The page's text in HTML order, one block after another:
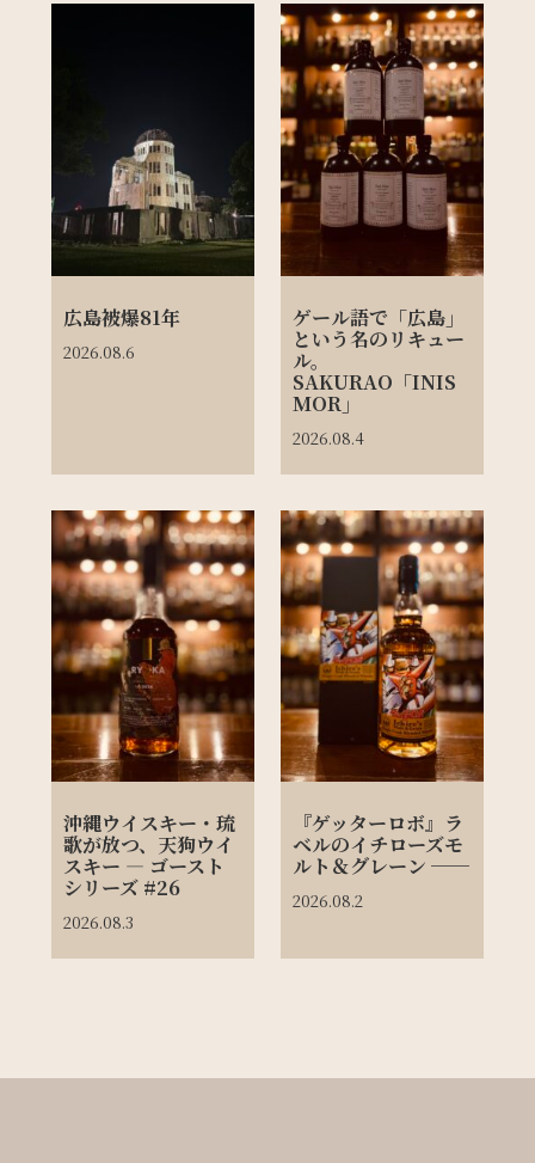
広島被爆81年
2026.08.6
ゲール語で「広島」
という名のリキュー
ル。
SAKURAO「INIS
MOR」
2026.08.4
沖縄ウイスキー・琉
歌が放つ、天狗ウイ
スキー ― ゴースト
シリーズ #26
2026.08.3
『ゲッターロボ』ラ
ベルのイチローズモ
ルト＆グレーン ──
2026.08.2